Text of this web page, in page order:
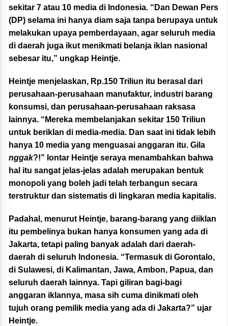
sekitar 7 atau 10 media di Indonesia. “Dan Dewan Pers
(DP) selama ini hanya diam saja tanpa berupaya untuk
melakukan upaya pemberdayaan, agar seluruh media
di daerah juga ikut menikmati belanja iklan nasional
sebesar itu,” ungkap Heintje.
Heintje menjelaskan, Rp.150 Triliun itu berasal dari
perusahaan-perusahaan manufaktur, industri barang
konsumsi, dan perusahaan-perusahaan raksasa
lainnya. “Mereka membelanjakan sekitar 150 Triliun
untuk beriklan di media-media. Dan saat ini tidak lebih
hanya 10 media yang menguasai anggaran itu. Gila
nggak?!” lontar Heintje seraya menambahkan bahwa
hal itu sangat jelas-jelas adalah merupakan bentuk
monopoli yang boleh jadi telah terbangun secara
terstruktur dan sistematis di lingkaran media kapitalis.
Padahal, menurut Heintje, barang-barang yang diiklan
itu pembelinya bukan hanya konsumen yang ada di
Jakarta, tetapi paling banyak adalah dari daerah-
daerah di seluruh Indonesia. “Termasuk di Gorontalo,
di Sulawesi, di Kalimantan, Jawa, Ambon, Papua, dan
seluruh daerah lainnya. Tapi giliran bagi-bagi
anggaran iklannya, masa sih cuma dinikmati oleh
tujuh orang pemilik media yang ada di Jakarta?” ujar
Heintje.